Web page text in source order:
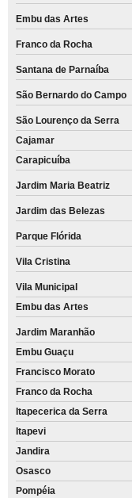
Embu das Artes
Franco da Rocha
Santana de Parnaíba
São Bernardo do Campo
São Lourenço da Serra
Cajamar
Carapicuíba
Jardim Maria Beatriz
Jardim das Belezas
Parque Flórida
Vila Cristina
Vila Municipal
Embu das Artes
Jardim Maranhão
Embu Guaçu
Francisco Morato
Franco da Rocha
Itapecerica da Serra
Itapevi
Jandira
Osasco
Pompéia